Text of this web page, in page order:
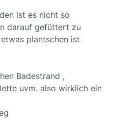
ist es nicht so
darauf gefüttert zu
plantschen ist
Badestrand ,
uvm. also wirklich ein